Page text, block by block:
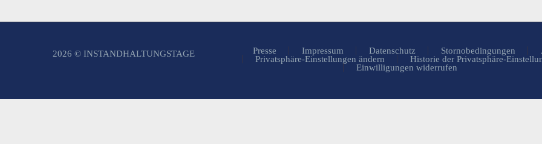
Presse Impressum Datenschutz Stornobedingungen
Privatsphäre-Einstellungen ändern
Historie der Privatsphäre-
Einwilligungen widerrufen
2026 © INSTANDHALTUNGSTAGE